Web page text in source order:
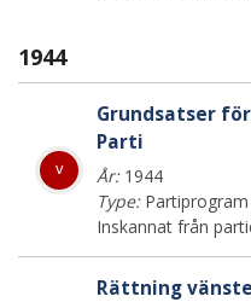
1944
v
Grundsatser
Parti
År:1944
Type:Partiprogram
Inskannat från
Rättning